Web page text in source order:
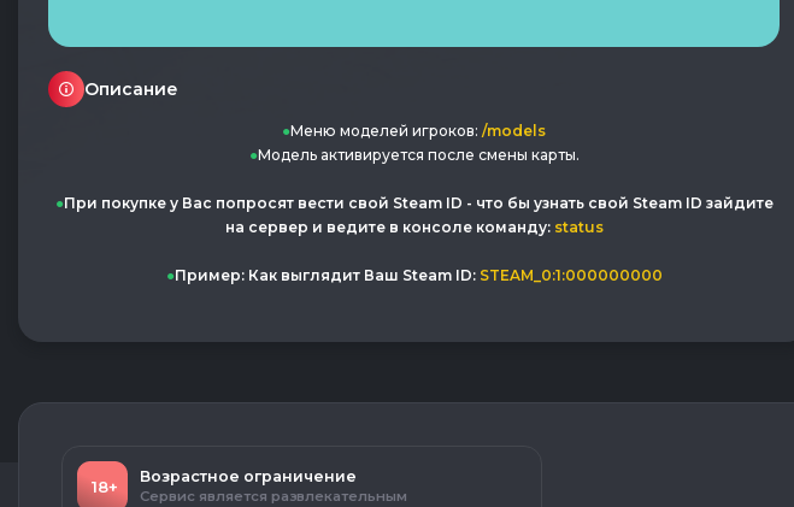
Описание
●Меню моделей игроков: /models
●Модель активируется после смены карты.
●При покупке у Вас попросят вести свой Steam ID - что бы узнать свой Steam ID зайдите
на сервер и ведите в консоле команду: status
●Пример: Как выглядит Ваш Steam ID: STEAM_0:1:000000000
18+
Возрастное ограничение
Сервис является развлекательным